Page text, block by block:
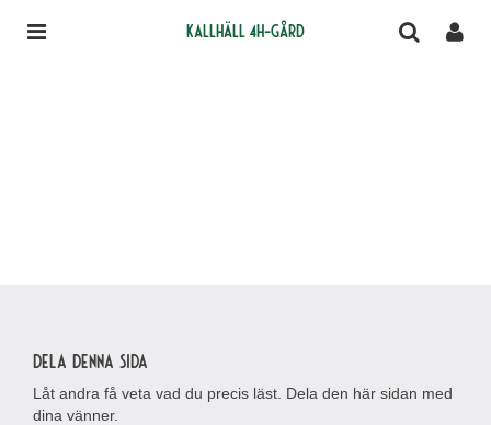
Kallhäll 4H-gård
Dela denna sida
Låt andra få veta vad du precis läst. Dela den här sidan med
dina vänner.